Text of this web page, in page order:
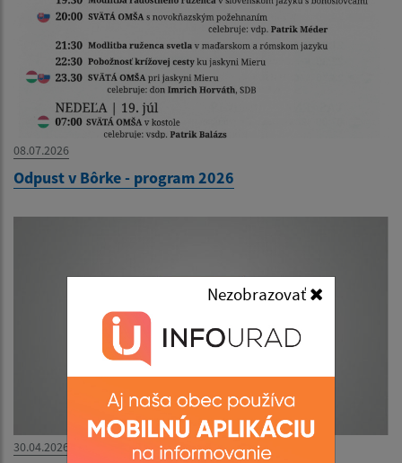
Nezobrazovať
08.07.2026
Odpust v Bôrke - program 2026
30.04.2026